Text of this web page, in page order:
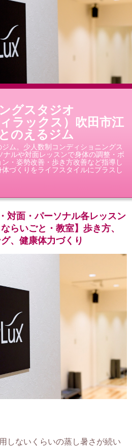
グスタジオ
ラックス）吹田市江
のえるジム
ム。少人数制コンディショニングス
ナルや対面レッスンで身体の調整・ボ
・姿勢改善・歩き方改善など指導し
づくりをライフスタイルにプラスし
対面・パーソナル各レッスン
らいごと・教室】歩き方、
、健康体力づくり
しないくらいの蒸し暑さが続い